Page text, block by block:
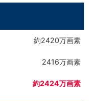
約2420万画素
2416万画素
約2424万画素